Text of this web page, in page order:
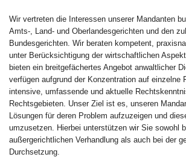
Wir vertreten die Interessen unserer Mandanten
Amts-, Land- und Oberlandesgerichten und den
Bundesgerichten. Wir beraten kompetent,
unter Berücksichtigung der wirtschaftlichen
bieten ein breitgefächertes Angebot anwaltlicher
verfügen aufgrund der Konzentration auf einzelne
intensive, umfassende und aktuelle
Rechtsgebieten. Unser Ziel ist es, unseren
Lösungen für deren Problem aufzuzeigen und
umzusetzen. Hierbei unterstützen wir Sie sowohl
außergerichtlichen Verhandlung als auch bei der
Durchsetzung.